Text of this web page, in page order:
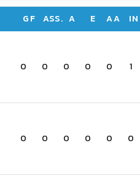
GF ASS. A E AA IN
0 0 0 0 0 1
0 0 0 0 0 0